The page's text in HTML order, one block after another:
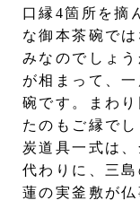
口縁4箇所を摘
な御本茶碗で
みなのでしょ
が相まって、
碗です。まわ
たのもご縁でし
炭道具一式は
代わりに、三
蓮の実釜敷が